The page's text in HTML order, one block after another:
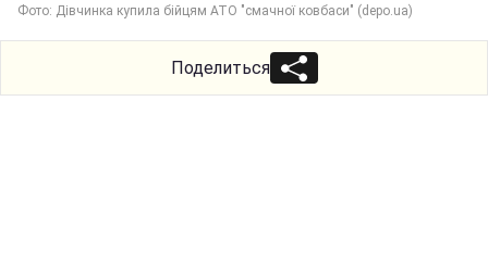
Фото: Дівчинка купила бійцям АТО "смачної ковбаси" (depo.ua)
Поделиться